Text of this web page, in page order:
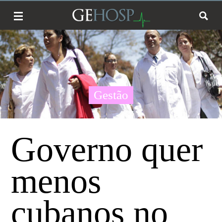
Gestão
Governo quer
menos
cubanos no